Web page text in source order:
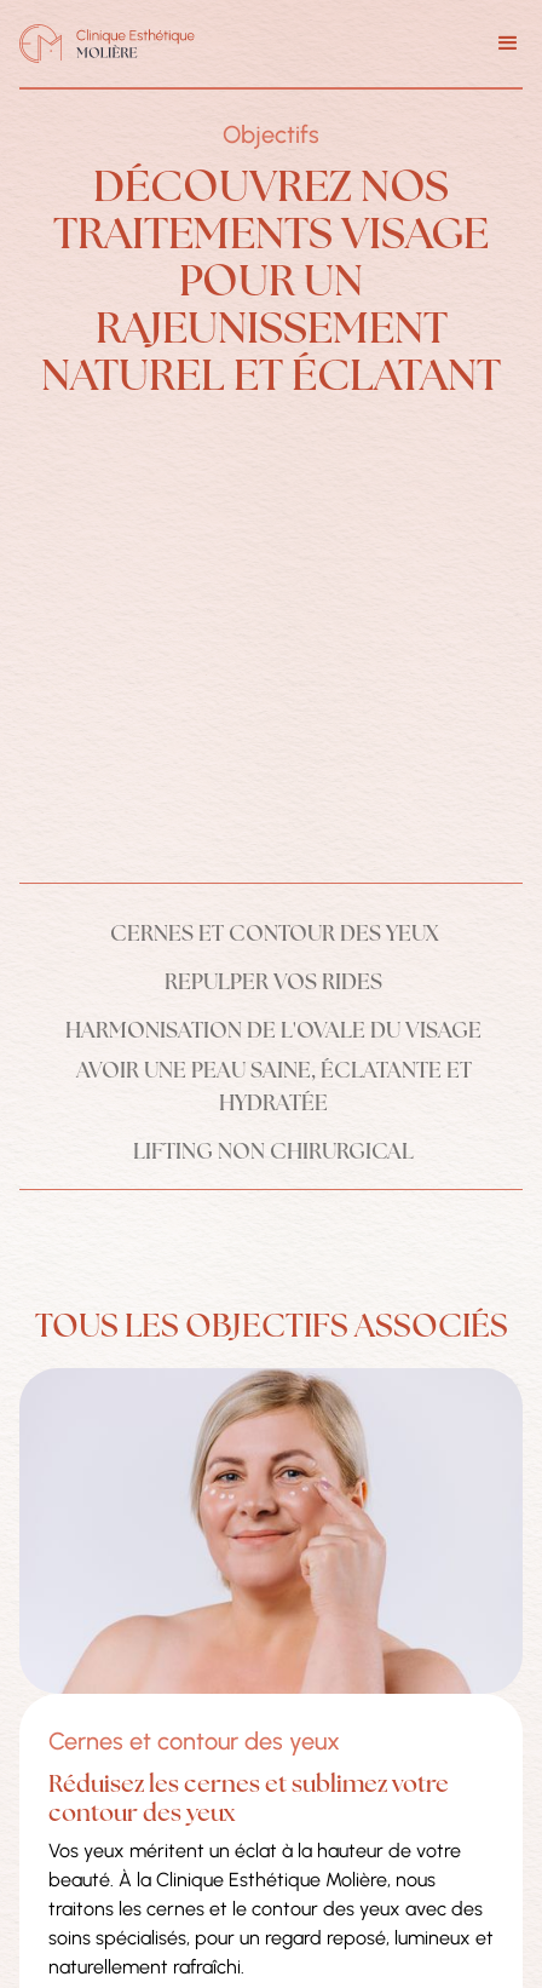
Objectifs
DÉCOUVREZ NOS
TRAITEMENTS VISAGE
POUR UN
RAJEUNISSEMENT
NATUREL ET ÉCLATANT
CERNES ET CONTOUR DES YEUX
REPULPER VOS RIDES
HARMONISATION DE L'OVALE DU VISAGE
AVOIR UNE PEAU SAINE, ÉCLATANTE ET
HYDRATÉE
LIFTING NON CHIRURGICAL
TOUS LES OBJECTIFS ASSOCIÉS
Cernes et contour des yeux
Réduisez les cernes et sublimez votre
contour des yeux
Vos yeux méritent un éclat à la hauteur de votre
beauté. À la Clinique Esthétique Molière, nous
traitons les cernes et le contour des yeux avec des
soins spécialisés, pour un regard reposé, lumineux et
naturellement rafraîchi.